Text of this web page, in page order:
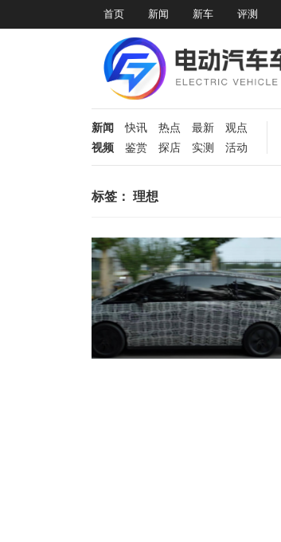
首页 新闻 新车 评测
新闻 快讯 热点 最新
观点
视频
鉴赏 探店 实测 活动
标签： 理想